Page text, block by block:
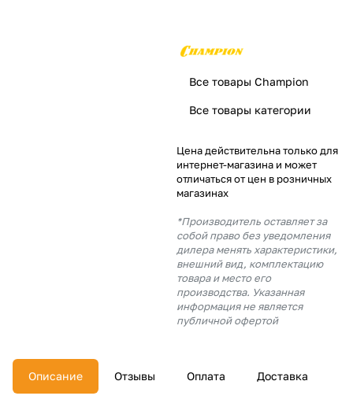
Все товары Champion
Все товары категории
Цена действительна только для
интернет-магазина и может
отличаться от цен в розничных
магазинах
*Производитель оставляет за
собой право без уведомления
дилера менять характеристики,
внешний вид, комплектацию
товара и место его
производства. Указанная
информация не является
публичной офертой
Описание Отзывы Оплата Доставка
% картой любого банка
% будут
с вашей карты